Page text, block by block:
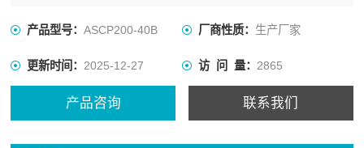
产品型号：ASCP200-40B 厂商性质： 生产厂家
更新时间：2025-12-27 访 问 量： 2865
产品咨询 联系我们